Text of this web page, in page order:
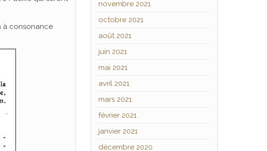
à consonance
novembre 2021
octobre 2021
août 2021
juin 2021
mai 2021
avril 2021
mars 2021
février 2021
janvier 2021
décembre 2020